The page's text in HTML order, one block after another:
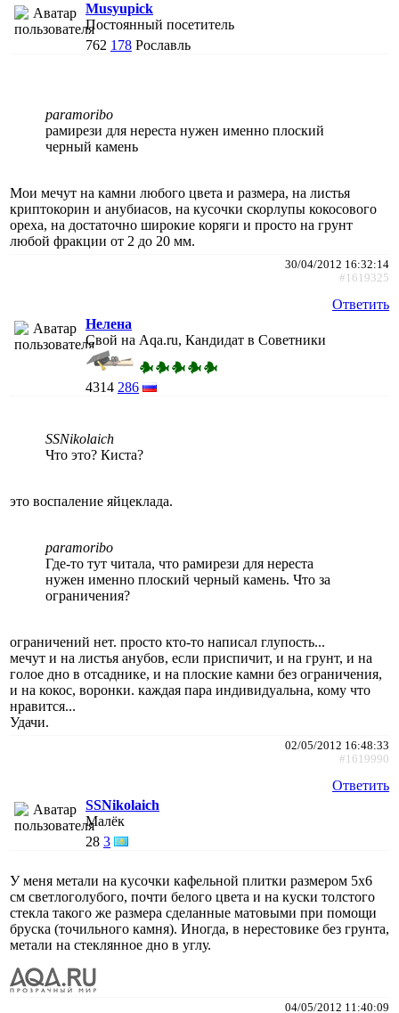
Musyupick
Постоянный посетитель
762 178 Рославль
paramoribo
рамирези для нереста нужен именно плоский
черный камень
Мои мечут на камни любого цвета и размера, на листья
криптокорин и анубиасов, на кусочки скорлупы кокосового
ореха, на достаточно широкие коряги и просто на грунт
любой фракции от 2 до 20 мм.
30/04/2012 16:32:14
#1619325
Ответить
Нелена
Свой на Aqa.ru, Кандидат в Советники
4314 286
SSNikolaich
Что это? Киста?
это воспаление яйцеклада.
paramoribo
Где-то тут читала, что рамирези для нереста
нужен именно плоский черный камень. Что за
ограничения?
ограничений нет. просто кто-то написал глупость...
мечут и на листья анубов, если приспичит, и на грунт, и на
голое дно в отсаднике, и на плоские камни без ограничения,
и на кокос, воронки. каждая пара индивидуальна, кому что
нравится...
Удачи.
02/05/2012 16:48:33
#1619990
Ответить
SSNikolaich
Малёк
28 3
У меня метали на кусочки кафельной плитки размером 5х6
см светлоголубого, почти белого цвета и на куски толстого
стекла такого же размера сделанные матовыми при помощи
бруска (точильного камня). Иногда, в нерестовике без грунта,
метали на стеклянное дно в углу.
04/05/2012 11:40:09